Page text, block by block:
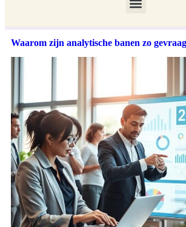
Waarom zijn analytische banen zo